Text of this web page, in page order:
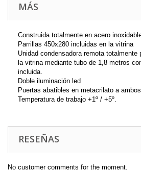
MÁS
Construida totalmente en acero
Parrillas 450x280 incluidas en la vitrina
Unidad condensadora remota totalmente
la vitrina mediante tubo de 1,8 metros
incluida.
Doble iluminación led
Puertas abatibles en metacrilato a
Temperatura de trabajo +1º / +5º.
RESEÑAS
No customer comments for the moment.